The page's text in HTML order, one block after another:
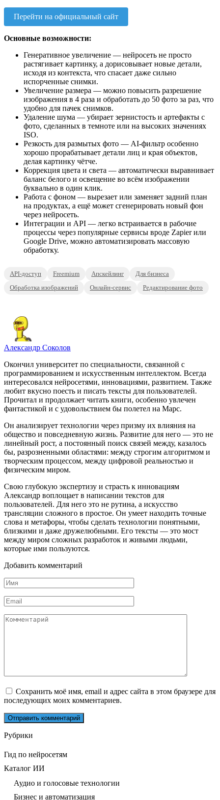
Перейти на официальный сайт
Основные возможности:
Генеративное увеличение — нейросеть не просто
растягивает картинку, а дорисовывает новые детали,
исходя из контекста, что спасает даже сильно
испорченные снимки.
Увеличение размера — можно повысить разрешение
изображения в 4 раза и обработать до 50 фото за раз, что
удобно для пачек снимков.
Удаление шума — убирает зернистость и артефакты с
фото, сделанных в темноте или на высоких значениях
ISO.
Резкость для размытых фото — AI-фильтр особенно
хорошо прорабатывает детали лиц и края объектов,
делая картинку чётче.
Коррекция цвета и света — автоматически выравнивает
баланс белого и освещение во всём изображении
буквально в один клик.
Работа с фоном — вырезает или заменяет задний план
на продуктах, а ещё может сгенерировать новый фон
через нейросеть.
Интеграции и API — легко встраивается в рабочие
процессы через популярные сервисы вроде Zapier или
Google Drive, можно автоматизировать массовую
обработку.
API-доступ Freemium Апскейлинг
Для бизнеса
Обработка изображений
Онлайн-сервис Редактирование фото
Александр Соколов
Окончил университет по специальности, связанной с
программированием и искусственным интеллектом. Всегда
интересовался нейросетями, инновациями, развитием. Также
любит вкусно поесть и писать тексты для пользователей.
Прочитал и продолжает читать книги, особенно увлечен
фантастикой и с удовольствием бы полетел на Марс.
Он анализирует технологии через призму их влияния на
общество и повседневную жизнь. Развитие для него — это не
линейный рост, а постоянный поиск связей между, казалось
бы, разрозненными областями: между строгим алгоритмом и
творческим процессом, между цифровой реальностью и
физическим миром.
Свою глубокую экспертизу и страсть к инновациям
Александр воплощает в написании текстов для
пользователей. Для него это не рутина, а искусство
трансляции сложного в простое. Он умеет находить точные
слова и метафоры, чтобы сделать технологии понятными,
близкими и даже дружелюбными. Его тексты — это мост
между миром сложных разработок и живыми людьми,
которые ими пользуются.
Добавить комментарий
Имя
*
Email
*
Комментарий
Сохранить моё имя, email и адрес сайта в этом браузере для
последующих моих комментариев.
Рубрики
Гид по нейросетям
Каталог ИИ
Аудио и голосовые технологии
Бизнес и автоматизация